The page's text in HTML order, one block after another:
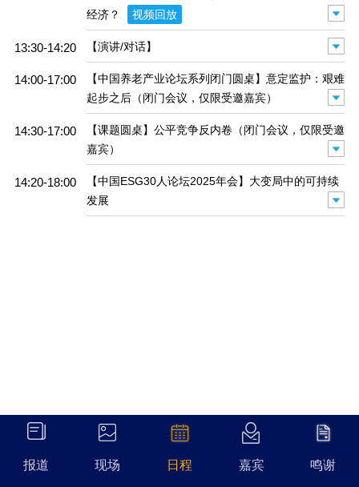
报道 现场 日程 嘉宾 鸣谢
经济？
视频回放
13:30-14:20 【演讲/对话】
14:00-17:00
【中国养老产业论坛系列闭门圆桌】意定监护：艰难
起步之后（闭门会议，仅限受邀嘉宾）
14:30-17:00
【课题圆桌】公平竞争反内卷（闭门会议，仅限受邀
嘉宾）
14:20-18:00
【中国ESG30人论坛2025年会】大变局中的可持续
发展
报道 现场 日程 嘉宾 鸣谢